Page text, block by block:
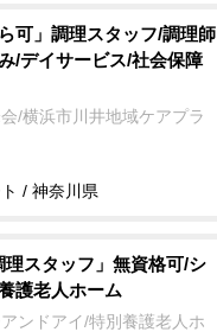
ら可」調理スタッフ/調理師
/デイサービス/社会保障
/横浜市川井地域ケアプラ
/ 神奈川県
理スタッフ」無資格可/シ
護老人ホーム
ンドアイ/特別養護老人ホ